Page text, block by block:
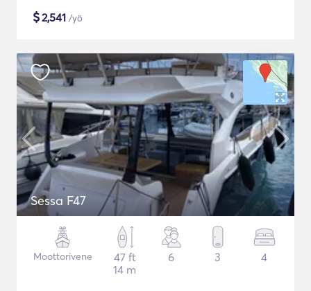
$2,541 /yö
Sessa F47
Moottorivene
47 ft
14 m
6 3 4